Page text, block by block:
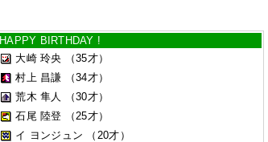
HAPPY BIRTHDAY !
大崎 玲央
（35才）
村上 昌謙
（34才）
荒木 隼人
（30才）
石尾 陸登
（25才）
イ ヨンジュン
（20才）